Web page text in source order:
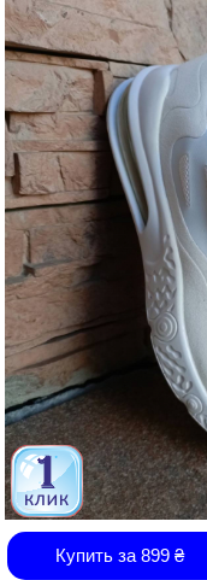
Купить за 899₴